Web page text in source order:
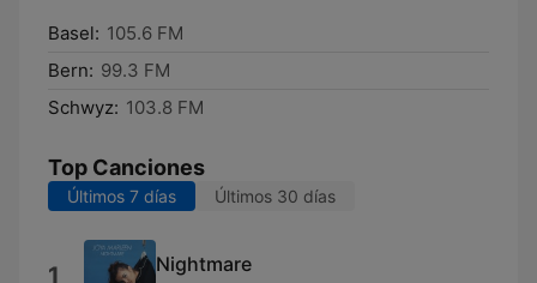
Basel: 105.6 FM
Bern: 99.3 FM
Schwyz: 103.8 FM
Top Canciones
Últimos 7 días Últimos 30 días
1 Nightmare